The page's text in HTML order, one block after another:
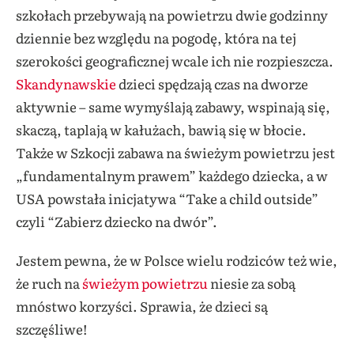
szkołach przebywają na powietrzu dwie godzinny
dziennie bez względu na pogodę, która na tej
szerokości geograficznej wcale ich nie rozpieszcza.
Skandynawskiedzieci spędzają czas na dworze
aktywnie – same wymyślają zabawy, wspinają się,
skaczą, taplają w kałużach, bawią się w błocie.
Także w Szkocji zabawa na świeżym powietrzu jest
„fundamentalnym prawem” każdego dziecka, a w
USA powstała inicjatywa “Take a child outside”
czyli “Zabierz dziecko na dwór”.
Jestem pewna, że w Polsce wielu rodziców też wie,
że ruch naświeżym powietrzu niesie za sobą
mnóstwo korzyści. Sprawia, że dzieci są
szczęśliwe!